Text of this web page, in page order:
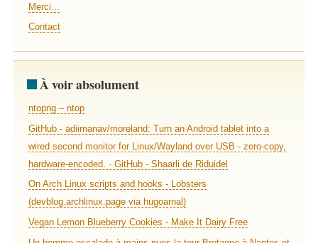
Merci...
Contact
À voir absolument
ntopng – ntop
GitHub - adiimanav/moreland: Turn an Android tablet into a
wired second monitor for Linux/Wayland over USB - zero-copy,
hardware-encoded. · GitHub - Shaarli de Riduidel
On Arch Linux scripts and hooks - Lobsters
(devblog.archlinux.page via hugoarnal)
Vegan Lemon Blueberry Cookies - Make It Dairy Free